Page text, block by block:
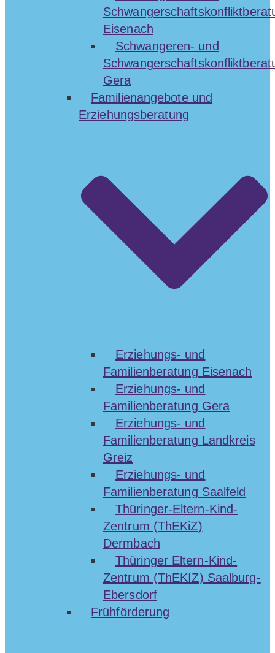
Eisenach
Schwangeren- und
Gera
Familienangebote und
Erziehungsberatung
Erziehungs- und
Familienberatung Eisenach
Erziehungs- und
Familienberatung Gera
Erziehungs- und
Familienberatung Landkreis
Greiz
Erziehungs- und
Familienberatung Saalfeld
Thüringer-Eltern-Kind-
Zentrum (ThEKiZ)
Dermbach
Thüringer Eltern-Kind-
Zentrum (ThEKIZ) Saalburg-
Ebersdorf
Frühförderung